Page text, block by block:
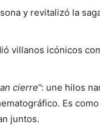
y revitalizó la
villanos icónicos
cierre”: une hilos
Es
juntos.